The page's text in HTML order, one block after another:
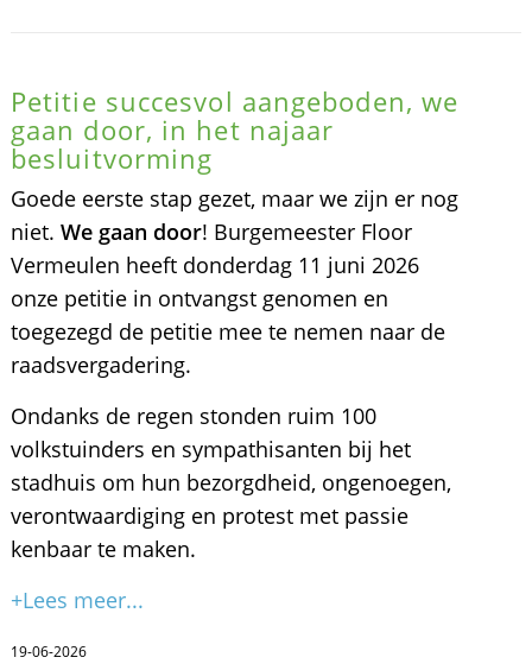
Petitie succesvol aangeboden, we
gaan door, in het najaar
besluitvorming
Goede eerste stap gezet, maar we zijn er nog
niet. We gaan door! Burgemeester Floor
Vermeulen heeft donderdag 11 juni 2026
onze petitie in ontvangst genomen en
toegezegd de petitie mee te nemen naar de
raadsvergadering.
Ondanks de regen stonden ruim 100
volkstuinders en sympathisanten bij het
stadhuis om hun bezorgdheid, ongenoegen,
verontwaardiging en protest met passie
kenbaar te maken.
+Lees meer...
19-06-2026